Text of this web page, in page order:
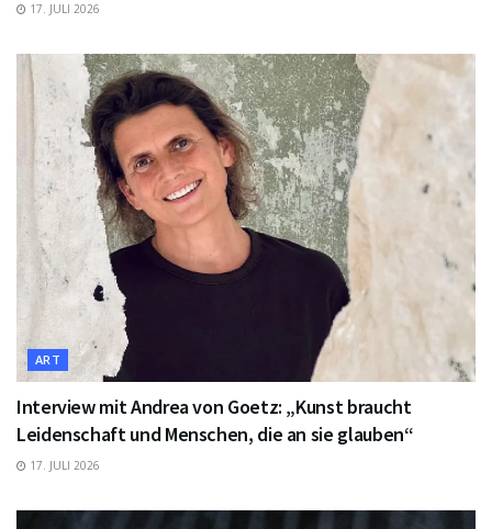
17. JULI 2026
ART
Interview mit Andrea von Goetz: „Kunst braucht
Leidenschaft und Menschen, die an sie glauben“
17. JULI 2026